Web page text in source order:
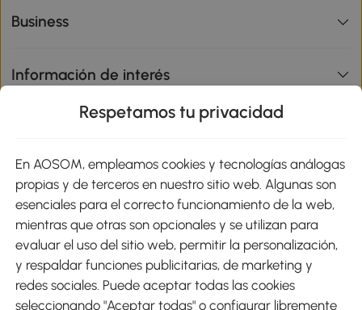
Business
Información de interés
Métodos de Pago
Envíos
Respetamos tu privacidad
En AOSOM, empleamos cookies y tecnologías análogas
propias y de terceros en nuestro sitio web. Algunas son
esenciales para el correcto funcionamiento de la web,
mientras que otras son opcionales y se utilizan para
evaluar el uso del sitio web, permitir la personalización,
y respaldar funciones publicitarias, de marketing y
redes sociales. Puede aceptar todas las cookies
seleccionando "Aceptar todas" o configurar libremente